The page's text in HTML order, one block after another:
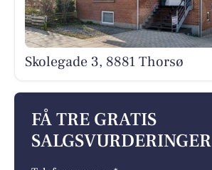
Skolegade 3, 8881 Thorsø
FÅ TRE GRATIS
SALGSVURDERINGER